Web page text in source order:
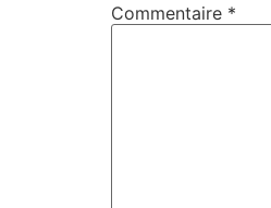
Commentaire *